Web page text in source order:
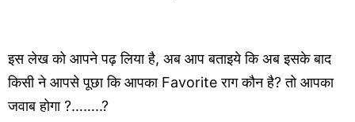
इस लेख को आपने पढ़ लिया है, अब आप बताइये कि अब इसके बाद
किसी ने आपसे पूछा कि आपका Favorite राग कौन है? तो आपका
जवाब होगा ?……..?